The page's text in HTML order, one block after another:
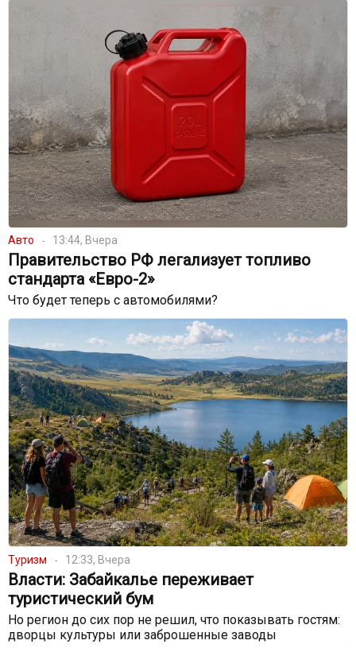
Авто 13:44, Вчера
Правительство РФ легализует топливо
стандарта «Евро-2»
Что будет теперь с автомобилями?
Туризм 12:33, Вчера
Власти: Забайкалье переживает
туристический бум
Но регион до сих пор не решил, что показывать гостям:
дворцы культуры или заброшенные заводы